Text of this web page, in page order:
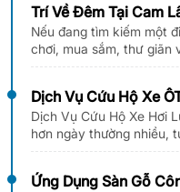
Trí Về Đêm Tại Cam
Nếu đang tìm kiếm một
chơi, mua sắm, thư giãn
Dịch Vụ Cứu Hộ Xe
Dịch Vụ Cứu Hộ Xe Hơi
hơn ngày thường nhiều,
Ứng Dụng Sàn Gỗ